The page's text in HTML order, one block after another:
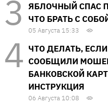
ЯБЛОЧНЫЙ СПАС
ЧТО БРАТЬ С
05 Августа 15:33
ЧТО ДЕЛАТЬ,
СООБЩИЛИ
БАНКОВСКОЙ
ИНСТРУКЦИЯ
06 Августа 10:08